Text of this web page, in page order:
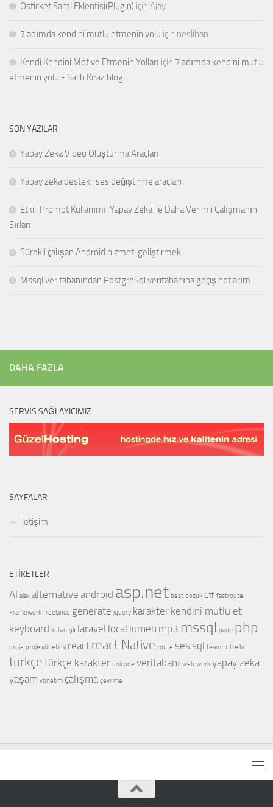
Osticket Saml Eklentisi(Plugin) için Ajay
7 adımda kendini mutlu etmenin yolu için neslihan
Kendi Kendini Motive Etmenin Yolları için 7 adımda kendini mutlu
etmenin yolu - Salih Kiraz blog
SON YAZILAR
Yapay Zeka Video Oluşturma Araçları
Yapay zeka destekli ses değiştirme araçları
Etkili Prompt Kullanımı: Yapay Zeka ile Daha Verimli Çalışmanın
Sırları
Sürekli çalışan Android hizmeti geliştirmek
Mssql veritabanından PostgreSql veritabanına geçiş notlarım
DAHA FAZLA
SERVIS SAĞLAYICIMIZ
SAYFALAR
iletişim
ETIKETLER
AI ajax alternative android asp.net best bozuk c# fastroute
Framework freelance generate jquery karakter kendini mutlu et
keyboard kullanışlı laravel local lumen mp3 mssql pano php
proje proje yönetimi react react Native route ses sql team tr trello
türkçe türkçe karakter unicode veritabanı web work yapay zeka
yaşam yönetim çalışma çevirme